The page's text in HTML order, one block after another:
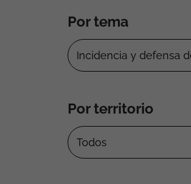
Por tema
Por territorio